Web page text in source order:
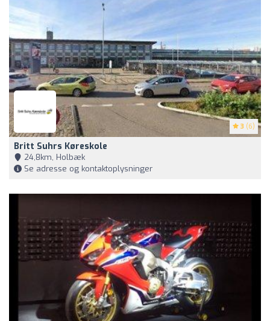
3 (6)
Britt Suhrs Køreskole
24,8km, Holbæk
Se adresse og kontaktoplysninger